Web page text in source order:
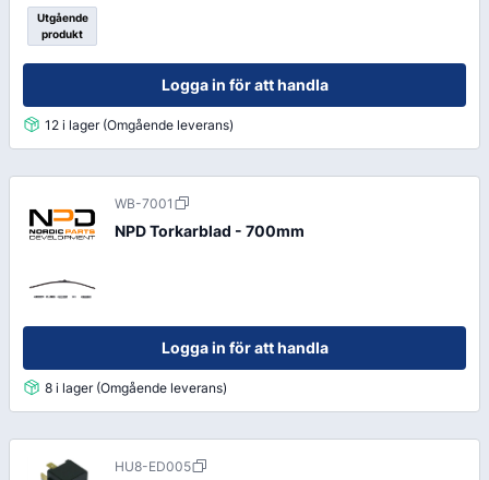
Utgående
produkt
Logga in för att handla
12 i lager (Omgående leverans)
WB-7001
NPD Torkarblad - 700mm
Logga in för att handla
8 i lager (Omgående leverans)
HU8-ED005